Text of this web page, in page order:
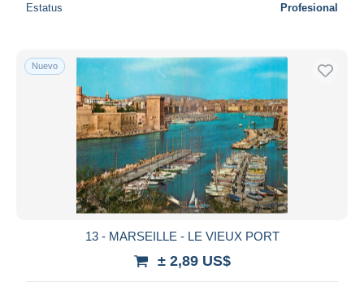
Estatus Profesional
Nuevo
13 - MARSEILLE - LE VIEUX PORT
± 2,89 US$